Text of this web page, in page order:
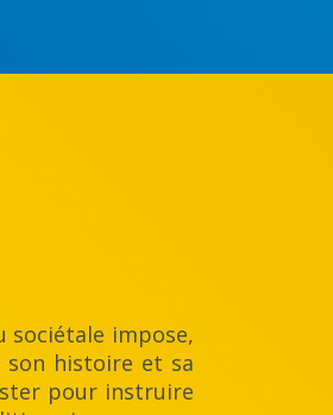
sociétale impose,
histoire et sa
pour instruire